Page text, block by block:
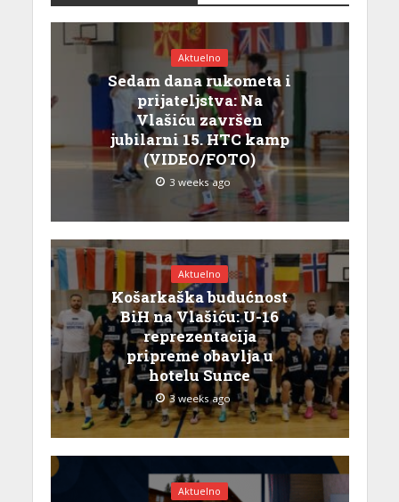
Aktuelno
Sedam dana rukometa i
prijateljstva: Na
Vlašiću završen
jubilarni 15. HTC kamp
(VIDEO/FOTO)
3 weeks ago
Aktuelno
Košarkaška budućnost
BiH na Vlašiću: U-16
reprezentacija
pripreme obavlja u
hotelu Sunce
3 weeks ago
Aktuelno